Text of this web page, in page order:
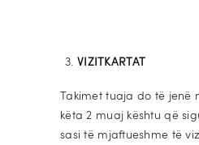
VIZITKARTAT
Takimet tuaja do të jenë
këta 2 muaj kështu që
sasi të mjaftueshme të